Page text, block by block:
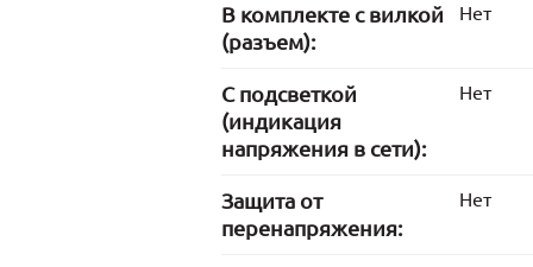
В комплекте с вилкой
(разъем):
Нет
С подсветкой
(индикация
напряжения в сети):
Нет
Защита от
перенапряжения:
Нет